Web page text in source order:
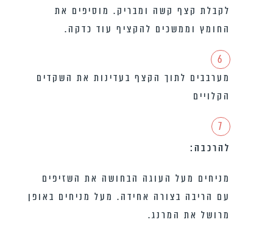
לקבלת קצף קשה ומבריק. מוסיפים את
החומץ וממשכים להקציף עוד כדקה.
6
מערבבים לתוך הקצף בעדינות את השקדים
הקלויים
7
להרכבה:
מניחים מעל העוגה הבחושה את השזיפים
עם הריבה בצורה אחידה. מעל מניחים באופן
מרושל את המרנג.